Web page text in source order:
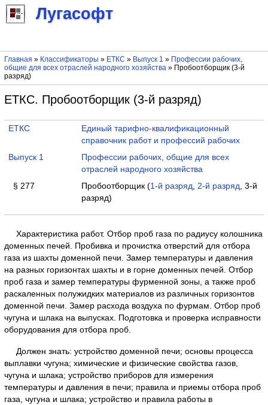
Лугасофт
Главная » Классификаторы » ЕТКС » Выпуск 1 » Профессии рабочих,
общие для всех отраслей народного хозяйства» Пробоотборщик (3-й
разряд)
ЕТКС. Пробоотборщик (3-й разряд)
ЕТКС
Единый тарифно-квалификационный
справочник работ и профессий рабочих
Выпуск 1
Профессии рабочих, общие для всех
отраслей народного хозяйства
§ 277
Пробоотборщик (1-й разряд 2-й разряд , 3-й
разряд)
Характеристика работ. Отбор проб газа по радиусу колошника
доменных печей. Пробивка и прочистка отверстий для отбора
газа из шахты доменной печи. Замер температуры и давления
на разных горизонтах шахты и в горне доменных печей. Отбор
проб газа и замер температуры фурменной зоны, а также проб
раскаленных полужидких материалов из различных горизонтов
доменной печи. Замер расхода воздуха по фурмам. Отбор проб
чугуна и шлака на выпусках. Подготовка и проверка исправности
оборудования для отбора проб.
Должен знать: устройство доменной печи; основы процесса
выплавки чугуна; химические и физические свойства газов,
чугуна и шлака; устройство приборов для измерения
температуры и давления в печи; правила и приемы отбора проб
газа, чугуна и шлака; устройство и правила работы в